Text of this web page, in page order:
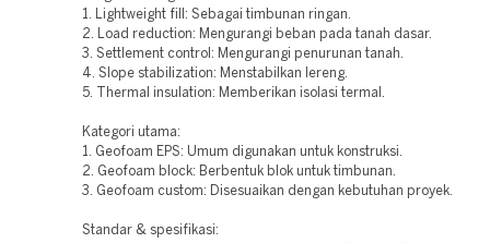
1. Lightweight fill: Sebagai timbunan ringan.
2. Load reduction: Mengurangi beban pada tanah dasar.
3. Settlement control: Mengurangi penurunan tanah.
4. Slope stabilization: Menstabilkan lereng.
5. Thermal insulation: Memberikan isolasi termal.
Kategori utama:
1. Geofoam EPS: Umum digunakan untuk konstruksi.
2. Geofoam block: Berbentuk blok untuk timbunan.
3. Geofoam custom: Disesuaikan dengan kebutuhan proyek.
Standar & spesifikasi: